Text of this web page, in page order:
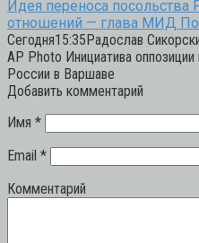
Идея переноса
отношений — глава МИД
Сегодня15:35Радослав
AP Photo Инициатива
России в Варшаве
Добавить комментарий
Имя *
Email *
Комментарий